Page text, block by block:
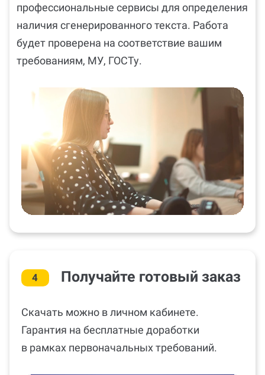
профессиональные сервисы для определения
наличия сгенерированного текста. Работа
будет проверена на соответствие вашим
требованиям, МУ, ГОСТу.
4 Получайте готовый заказ
Скачать можно в личном кабинете.
Гарантия на бесплатные доработки
в рамках первоначальных требований.